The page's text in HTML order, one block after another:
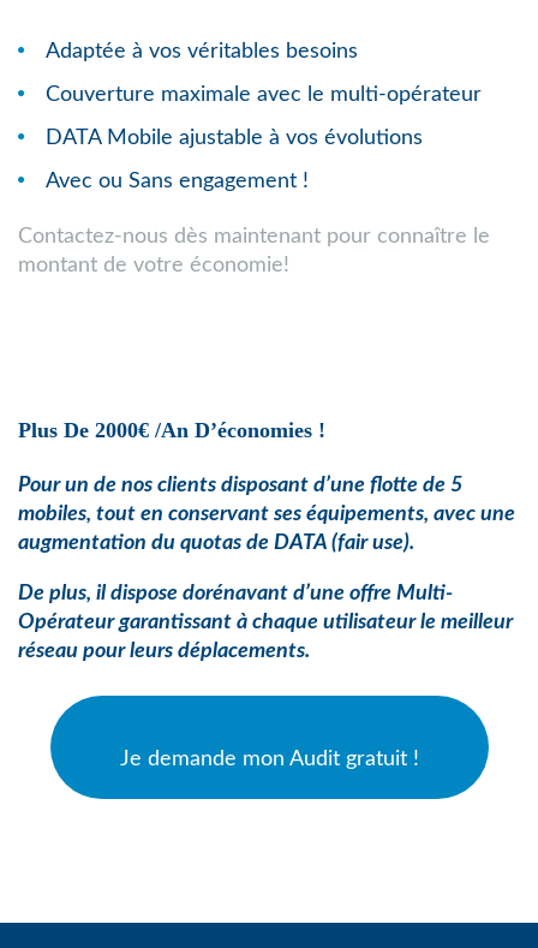
Adaptée à vos véritables besoins
Couverture maximale avec le multi-opérateur
DATA Mobile ajustable à vos évolutions
Avec ou Sans engagement !
Contactez-nous dès maintenant pour connaître le
montant de votre économie!
Plus De 2000€ /an D’économies !
Pour un de nos clients disposant d’une flotte de 5
mobiles, tout en conservant ses équipements, avec une
augmentation du quotas de DATA (fair use).
De plus, il dispose dorénavant d’une offre Multi-
Opérateur garantissant à chaque utilisateur le meilleur
réseau pour leurs déplacements.
Je demande mon Audit gratuit !